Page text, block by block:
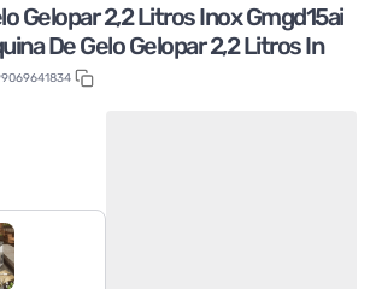
Gelopar 2,2 Litros Inox Gmgd15ai
De Gelo Gelopar 2,2 Litros In